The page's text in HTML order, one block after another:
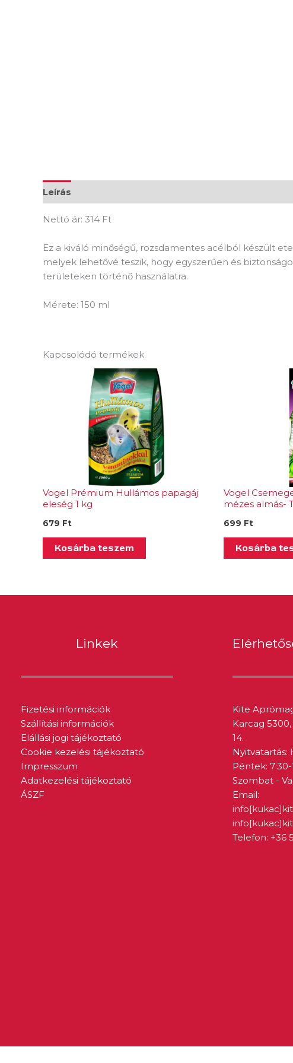
Leírás
Nettó ár: 314 Ft
Ez a kiváló minőségű, rozsdamentes acélból készült
melyek lehetővé teszik, hogy egyszerűen és
területeken történő használatra.
Mérete: 150 ml
Kapcsolódó termékek
Vogel Prémium Hullámos papagáj
eleség 1 kg
679 Ft
Kosárba teszem
Vogel
mézes almás-
699 Ft
Kosárba
Linkek
Fizetési információk
Szállítási információk
Elállási jogi tájékoztató
Cookie kezelési tájékoztató
Impresszum
Adatkezelési tájékoztató
ÁSZF
Kite
Karcag
14.
Nyitvatartás:
Péntek: 7:30-
Szombat -
Email:
Telefon: +36